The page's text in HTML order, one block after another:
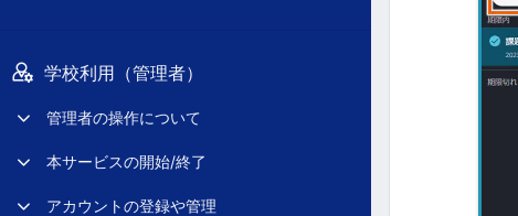
学校利用（管理者）
管理者の操作について
本サービスの開始/終了
アカウントの登録や管理